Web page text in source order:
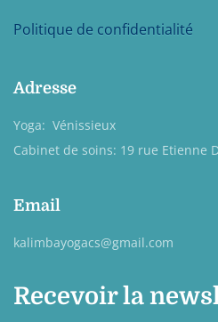
Politique de confidentialité
Adresse
Yoga: Vénissieux
Cabinet de soins: 19 rue Etienne
Email
kalimbayogacs@gmail.com
Recevoir la